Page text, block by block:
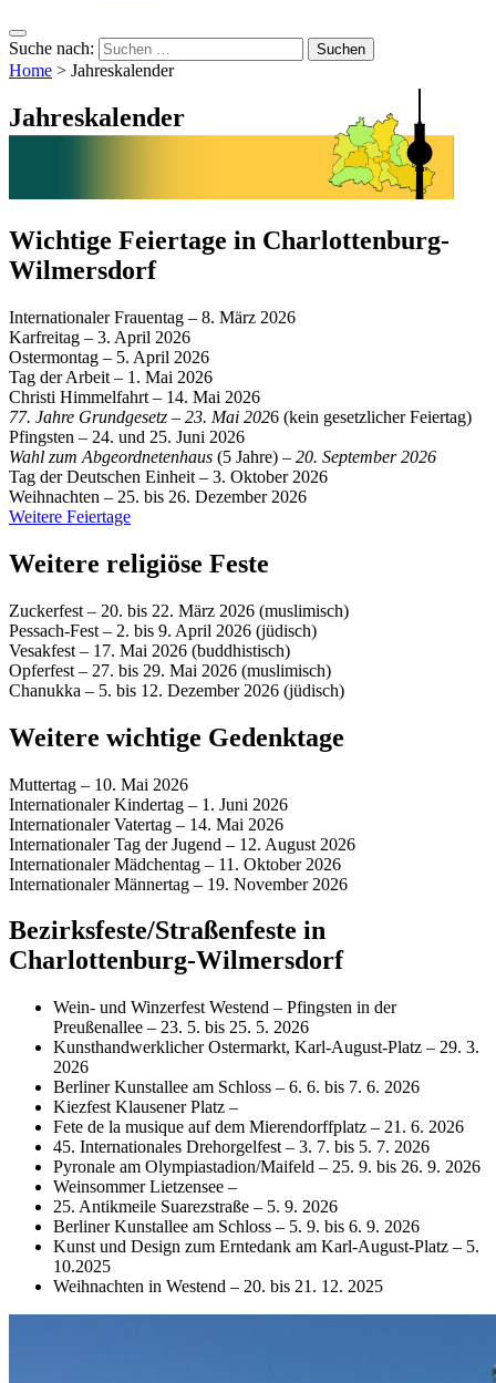
Suche nach:
Home > Jahreskalender
Jahreskalender
Wichtige Feiertage in Charlottenburg-
Wilmersdorf
Internationaler Frauentag – 8. März 2026
Karfreitag – 3. April 2026
Ostermontag – 5. April 2026
Tag der Arbeit – 1. Mai 2026
Christi Himmelfahrt – 14. Mai 2026
77. Jahre Grundgesetz – 23. Mai 2026 (kein gesetzlicher Feiertag)
Pfingsten – 24. und 25. Juni 2026
Wahl zum Abgeordnetenhaus (5 Jahre) – 20. September 2026
Tag der Deutschen Einheit – 3. Oktober 2026
Weihnachten – 25. bis 26. Dezember 2026
Weitere Feiertage
Weitere religiöse Feste
Zuckerfest – 20. bis 22. März 2026 (muslimisch)
Pessach-Fest – 2. bis 9. April 2026 (jüdisch)
Vesakfest – 17. Mai 2026 (buddhistisch)
Opferfest – 27. bis 29. Mai 2026 (muslimisch)
Chanukka – 5. bis 12. Dezember 2026 (jüdisch)
Weitere wichtige Gedenktage
Muttertag – 10. Mai 2026
Internationaler Kindertag – 1. Juni 2026
Internationaler Vatertag – 14. Mai 2026
Internationaler Tag der Jugend – 12. August 2026
Internationaler Mädchentag – 11. Oktober 2026
Internationaler Männertag – 19. November 2026
Bezirksfeste/Straßenfeste in
Charlottenburg-Wilmersdorf
Wein- und Winzerfest Westend – Pfingsten in der
Preußenallee – 23. 5. bis 25. 5. 2026
Kunsthandwerklicher Ostermarkt, Karl-August-Platz – 29. 3.
2026
Berliner Kunstallee am Schloss – 6. 6. bis 7. 6. 2026
Kiezfest Klausener Platz –
Fete de la musique auf dem Mierendorffplatz – 21. 6. 2026
45. Internationales Drehorgelfest – 3. 7. bis 5. 7. 2026
Pyronale am Olympiastadion/Maifeld – 25. 9. bis 26. 9. 2026
Weinsommer Lietzensee –
25. Antikmeile Suarezstraße – 5. 9. 2026
Berliner Kunstallee am Schloss – 5. 9. bis 6. 9. 2026
Kunst und Design zum Erntedank am Karl-August-Platz – 5.
10.2025
Weihnachten in Westend – 20. bis 21. 12. 2025